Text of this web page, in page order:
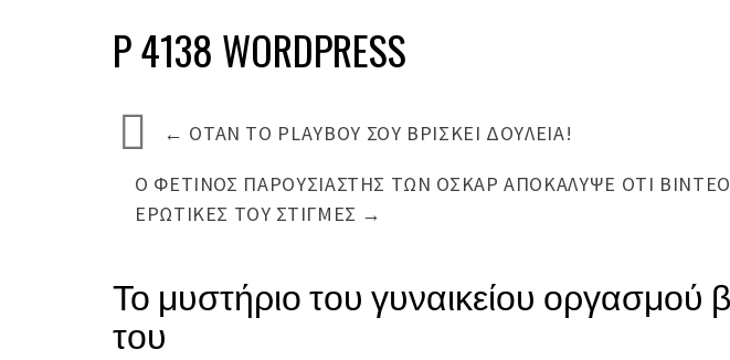
P 4138 WORDPRESS
← ΌΤΑΝ ΤΟ PLAYBOY ΣΟΥ ΒΡΊΣΚΕΙ ΔΟΥΛΕΙΆ!
Ο ΦΕΤΙΝΌΣ ΠΑΡΟΥΣΙΑΣΤΉΣ ΤΩΝ ΌΣΚΑΡ ΑΠΟΚΆΛΥΨΕ ΌΤΙ
ΕΡΩΤΙΚΈΣ ΤΟΥ ΣΤΙΓΜΈΣ →
Το μυστήριο του γυναικείου οργασμού
του